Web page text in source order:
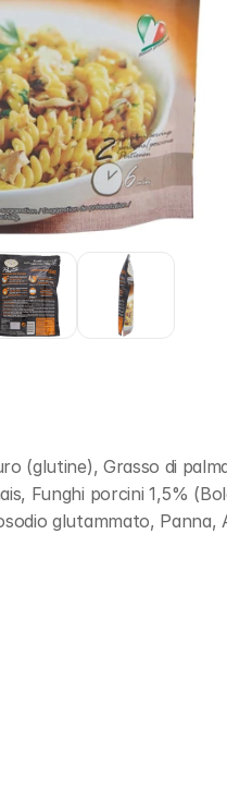
(glutine), Grasso di
Funghi porcini 1,5%
glutammato,